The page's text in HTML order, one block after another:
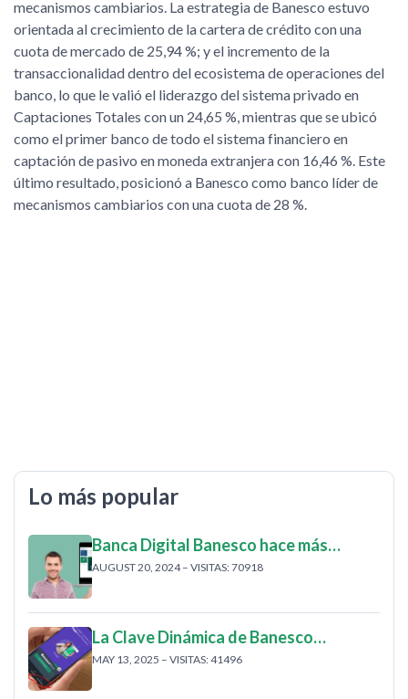
mecanismos cambiarios. La estrategia de Banesco estuvo
orientada al crecimiento de la cartera de crédito con una
cuota de mercado de 25,94 %; y el incremento de la
transaccionalidad dentro del ecosistema de operaciones del
banco, lo que le valió el liderazgo del sistema privado en
Captaciones Totales con un 24,65 %, mientras que se ubicó
como el primer banco de todo el sistema financiero en
captación de pasivo en moneda extranjera con 16,46 %. Este
último resultado, posicionó a Banesco como banco líder de
mecanismos cambiarios con una cuota de 28 %.
Lo más popular
Banca Digital Banesco hace más…
AUGUST 20, 2024 – VISITAS: 70918
La Clave Dinámica de Banesco…
MAY 13, 2025 – VISITAS: 41496